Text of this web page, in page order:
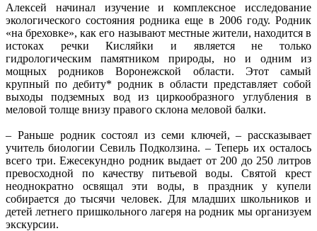
Алексей начинал изучение и комплексное исследование
экологического состояния родника еще в 2006 году. Родник
«на бреховке», как его называют местные жители, находится в
истоках речки Кисляйки и является не только
гидрологическим памятником природы, но и одним из
мощных родников Воронежской области. Этот самый
крупный по дебиту* родник в области представляет собой
выходы подземных вод из циркообразного углубления в
меловой толще внизу правого склона меловой балки.
– Раньше родник состоял из семи ключей, – рассказывает
учитель биологии Севиль Подколзина. – Теперь их осталось
всего три. Ежесекундно родник выдает от 200 до 250 литров
превосходной по качеству питьевой воды. Святой крест
неоднократно освящал эти воды, в праздник у купели
собирается до тысячи человек. Для младших школьников и
детей летнего пришкольного лагеря на родник мы организуем
экскурсии.